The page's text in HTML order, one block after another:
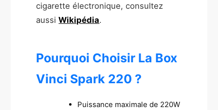
cigarette électronique, consultez
aussiWikipédia.
Pourquoi Choisir La Box
Vinci Spark 220 ?
Puissance maximale de 220W